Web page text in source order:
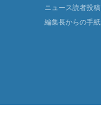
ニュース読者投稿
編集長からの手紙